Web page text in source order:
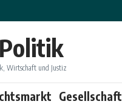
Wirtschaft und Justiz
Gesellschaft